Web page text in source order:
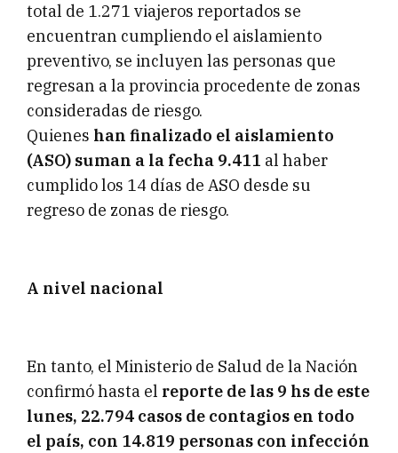
total de 1.271 viajeros reportados se
encuentran cumpliendo el aislamiento
preventivo, se incluyen las personas que
regresan a la provincia procedente de zonas
consideradas de riesgo.
Quienes han finalizado el aislamiento
(ASO) suman a la fecha 9.411 al haber
cumplido los 14 días de ASO desde su
regreso de zonas de riesgo.
A nivel nacional
En tanto, el Ministerio de Salud de la Nación
confirmó hasta el reporte de las 9 hs de este
lunes, 22.794 casos de contagios en todo
el país, con 14.819 personas con infección